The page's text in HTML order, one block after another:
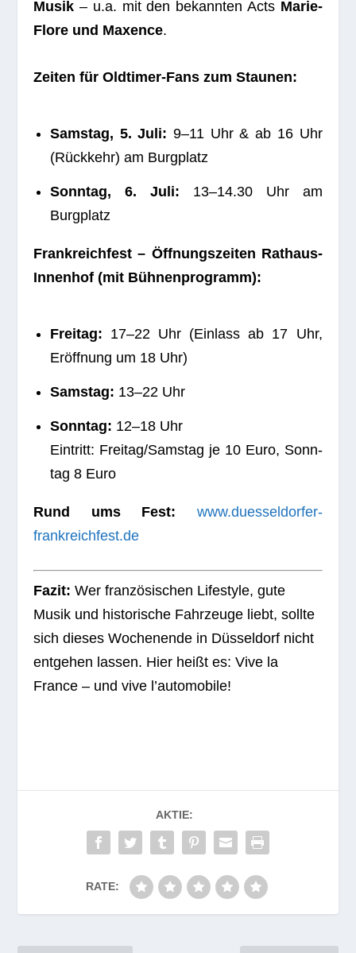
Musik – u.a. mit den bekann­ten Acts Marie-
Flore und Maxence.
Zei­ten für Old­ti­mer-Fans zum Staunen:
Sams­tag, 5. Juli: 9–11 Uhr & ab 16 Uhr
(Rück­kehr) am Burgplatz
Sonn­tag, 6. Juli: 13–14.30 Uhr am
Burgplatz
Frank­reich­fest – Öff­nungs­zei­ten Rat­haus-
Innen­hof (mit Bühnenprogramm):
Frei­tag: 17–22 Uhr (Ein­lass ab 17 Uhr,
Eröff­nung um 18 Uhr)
Sams­tag: 13–22 Uhr
Sonn­tag: 12–18 Uhr
Ein­tritt: Freitag/Samstag je 10 Euro, Sonn­
tag 8 Euro
Rund ums Fest:
www.duesseldorfer-
frankreichfest.de
Fazit: Wer fran­zö­si­schen Life­style, gute
Musik und his­to­ri­sche Fahr­zeuge liebt, sollte
sich die­ses Wochen­ende in Düs­sel­dorf nicht
ent­ge­hen las­sen. Hier heißt es: Vive la
France – und vive l’automobile!
AKTIE:
RATE: